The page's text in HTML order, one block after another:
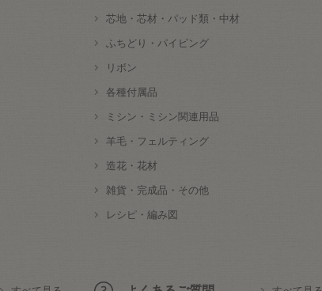
芯地・芯材・パッド類・中材
ふちどり・パイピング
リボン
各種付属品
ミシン・ミシン関連用品
羊毛・フェルティング
造花・花材
雑貨・完成品・その他
レシピ・編み図